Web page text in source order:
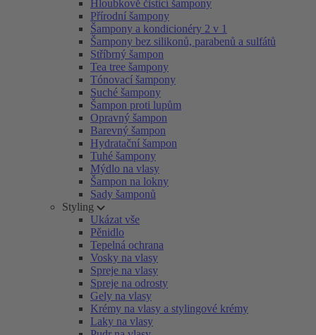
Hloubkově čisticí šampony
Přírodní šampony
Šampony a kondicionéry 2 v 1
Šampony bez silikonů, parabenů a sulfátů
Stříbrný šampon
Tea tree šampony
Tónovací šampony
Suché šampony
Šampon proti lupům
Opravný šampon
Barevný šampon
Hydratační šampon
Tuhé šampony
Mýdlo na vlasy
Šampon na lokny
Sady šamponů
Styling
Ukázat vše
Pěnidlo
Tepelná ochrana
Vosky na vlasy
Spreje na vlasy
Spreje na odrosty
Gely na vlasy
Krémy na vlasy a stylingové krémy
Laky na vlasy